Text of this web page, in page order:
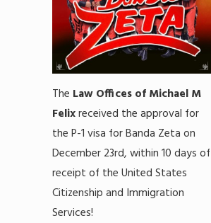
The Law Offices of Michael M
Felixreceived the approval for
the P-1 visa for Banda Zeta on
December 23rd, within 10 days of
receipt of the United States
Citizenship and Immigration
Services!